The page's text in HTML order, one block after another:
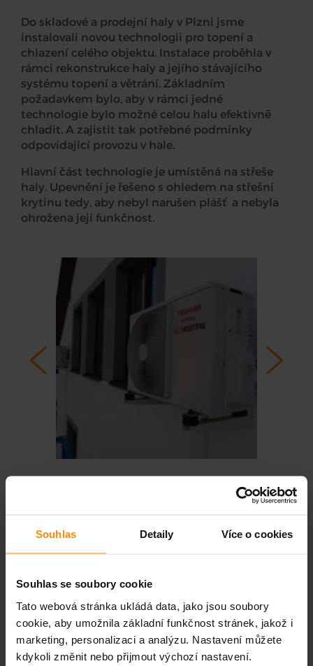
Souhlas Detaily Více o cookies
Souhlas se soubory cookie
Tato webová stránka ukládá data, jako jsou soubory
cookie, aby umožnila základní funkčnost stránek, jakož i
marketing, personalizaci a analýzu. Nastavení můžete
kdykoli změnit nebo přijmout výchozí nastavení.
Do skladové a prodejní haly v Plzni jsme
instalovali novou technologii pro topení a
chlazení celého objektu. Instalace proběhla v
rámci rekonstrukce haly a jejího stávajícího
systému topení a větrání. Základním
požadavkem bylo, aby v rámci jedné
technologie bylo možné celou halu efektivně
chladit. A zajistit tak potřebné podmínky
odpovídající provozu v hale.
Hlavní část technologie je umístěná na střeše
haly. Upevnění je řešeno s ohledem na střešní
krytinu tedy, aby nebyl narušen plášť a nebyla
ohrožena její funkčnost.
PODOBNÉ REFERENCE